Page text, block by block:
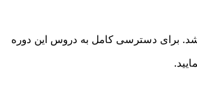
برای دسترسی کامل به دروس این دوره